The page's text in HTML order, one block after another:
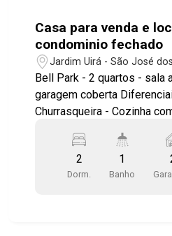
Casa para venda e
condominio fechado
Jardim Uirá - São José
Bell Park - 2 quartos - sala ampla - cozinha -
garagem coberta Diferenciais do imóvel : -
Churrasqueira - Cozinha com armários - Jardim
localização, facil acesso
2
Dorm.
1
Banho